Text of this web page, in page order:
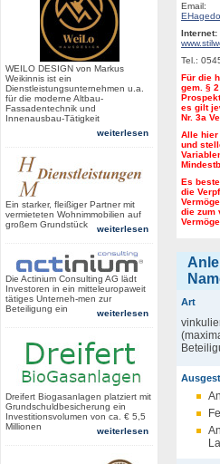
WEILO DESIGN von Markus
Weikinnis ist ein
Dienstleistungsunternehmen u.a.
für die moderne Altbau-
Fassadentechnik und
Innenausbau-Tätigkeit
weiterlesen
Ein starker, fleißiger Partner mit
vermieteten Wohnimmobilien auf
großem Grundstück
weiterlesen
Die Actinium Consulting AG lädt
Investoren in ein mitteleuropaweit
tätiges Unterneh-men zur
Beteiligung ein
weiterlesen
Dreifert Biogasanlagen platziert mit
Grundschuldbesicherung ein
Investitionsvolumen von ca. € 5,5
Millionen
weiterlesen
Email:
Internet:
Tel.:
Für die
gem. §
es gilt
Nr. 3a
Alle hier
und
Es
die
die zum
Art